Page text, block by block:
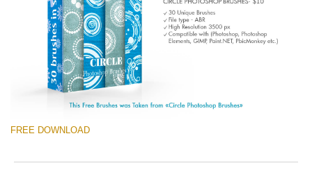
Circle Brushes
(30 Ps Brushes)
Download Gratuito
FREE DOWNLOAD